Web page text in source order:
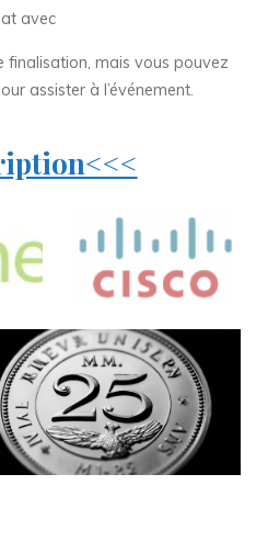
avec
finalisation, mais vous pouvez
assister à l’événement.